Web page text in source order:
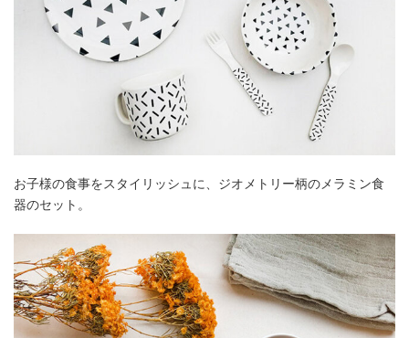
お子様の食事をスタイリッシュに、ジオメトリー柄のメラミン食
器のセット。